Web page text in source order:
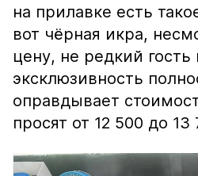
на прилавке есть
вот чёрная икра,
цену, не редкий гость
эксклюзивность
оправдывает
просят от 12 500 до 13